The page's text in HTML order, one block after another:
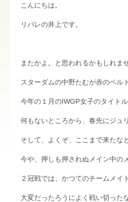
こんにちは。
リバレの井上です。
またかよ。と思われるかもしれま
スターダムの中野たむが赤のベル
今年の１月のIWGP女子のタイト
何もないところから、春先にジュ
そして、よくぞ、ここまで来たな
今や、押しも押されぬメイン中の
２冠戦では、かつてのチームメイ
大変だったろうによく戦い切った